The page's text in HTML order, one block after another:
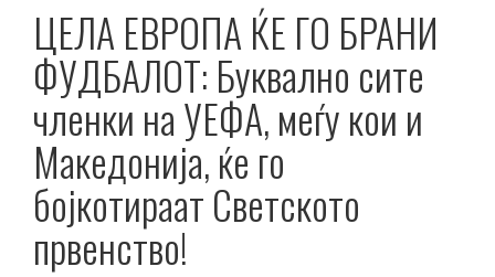
ЦЕЛА ЕВРОПА ЌЕ ГО БРАНИ
ФУДБАЛОТ: Буквално сите
членки на УЕФА, меѓу кои и
Македонија, ќе го
бојкотираат Светското
првенство!